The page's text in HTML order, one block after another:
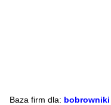
Baza firm dla: